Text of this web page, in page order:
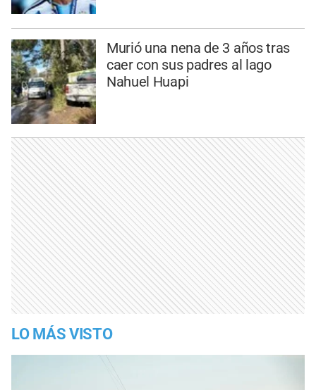
Murió una nena de 3 años tras
caer con sus padres al lago
Nahuel Huapi
LO MÁS VISTO